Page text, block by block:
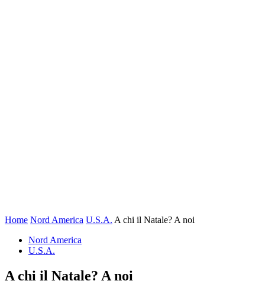
Home Nord America U.S.A. A chi il Natale? A noi
Nord America
U.S.A.
A chi il Natale? A noi